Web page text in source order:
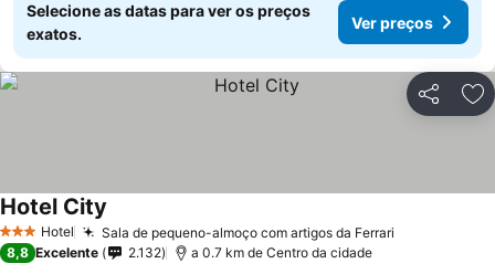
Selecione as datas para ver os preços
exatos.
Ver preços
Partilhar
3 EstrelasHotel Sala de pequeno-almoço com artigos da Ferrari
Hotel City
8,8 Excelente 2.132 a 0.7 km de Centro da cidade